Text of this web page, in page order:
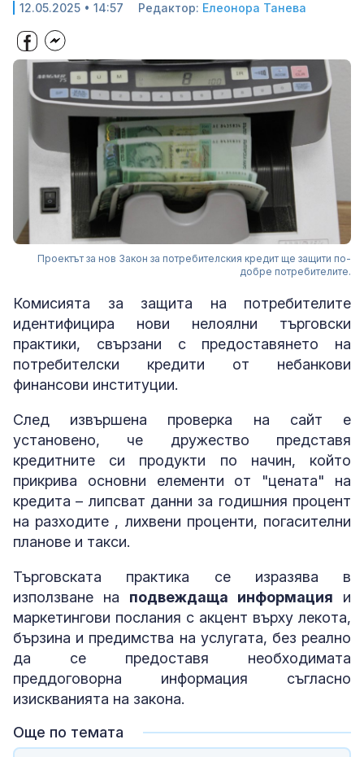
12.05.2025 • 14:57 Редактор: Елеонора Танева
Проектът за нов Закон за потребителския кредит ще защити по-
добре потребителите.
Комисията за защита на потребителите
идентифицира нови нелоялни търговски
практики, свързани с предоставянето на
потребителски кредити от небанкови
финансови институции.
След извършена проверка на сайт е
установено, че дружество представя
кредитните си продукти по начин, който
прикрива основни елементи от "цената" на
кредита – липсват данни за годишния процент
на разходите , лихвени проценти, погасителни
планове и такси.
Търговската практика се изразява в
използване на подвеждаща информация и
маркетингови послания с акцент върху лекота,
бързина и предимства на услугата, без реално
да се предоставя необходимата
преддоговорна информация съгласно
изискванията на закона.
Още по темата